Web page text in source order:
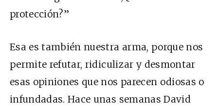
protección?”
Esa es también nuestra arma, porque nos
permite refutar, ridiculizar y desmontar
esas opiniones que nos parecen odiosas o
infundadas. Hace unas semanas David